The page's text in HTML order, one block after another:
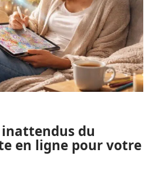
du
en ligne pour votre